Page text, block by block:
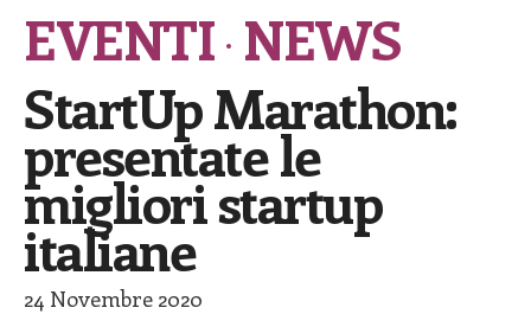
EVENTI NEWS
StartUp Marathon:
presentate le
migliori startup
italiane
24 Novembre 2020